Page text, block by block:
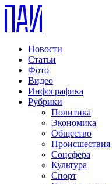
Новости
Статьи
Фото
Видео
Инфографика
Рубрики
Политика
Экономика
Общество
Происшествия
Соцсфера
Культура
Спорт